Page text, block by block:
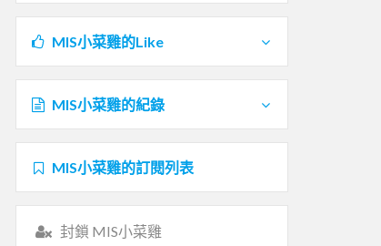
MIS小菜雞的Like
MIS小菜雞的紀錄
MIS小菜雞的訂閱列表
封鎖 MIS小菜雞